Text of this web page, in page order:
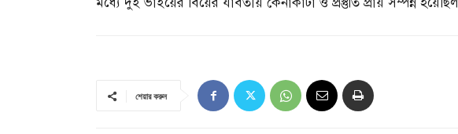
শেয়ার করুন